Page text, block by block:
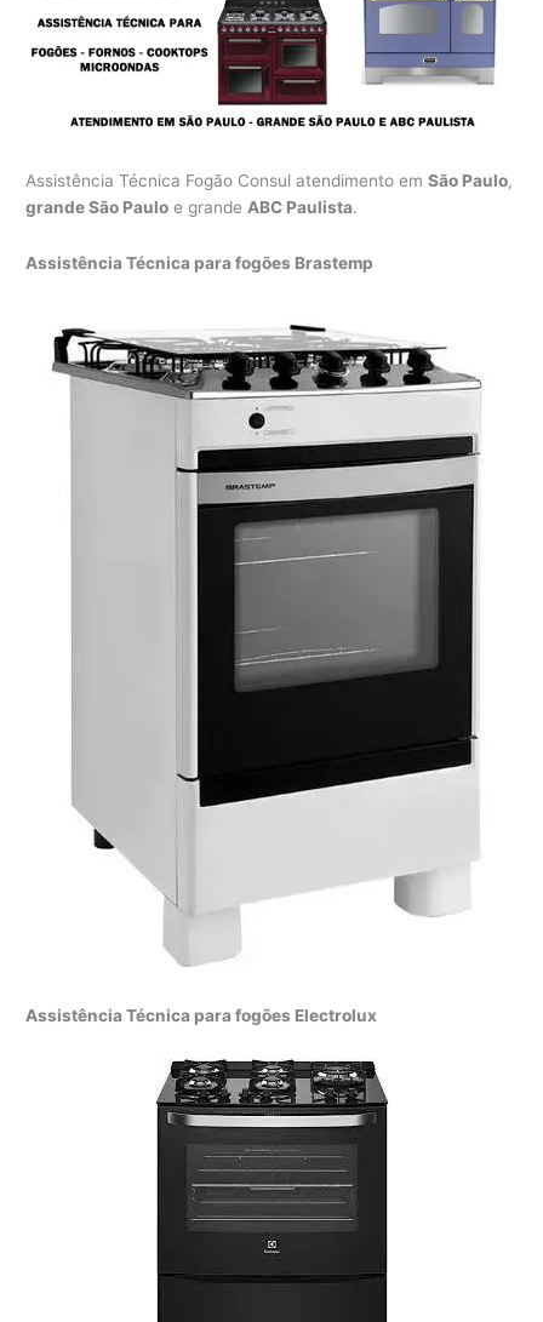
Assistência Técnica Fogão Consul atendimento emSão Paulo,
grande São Paulo e grandeABC Paulista.
Assistência Técnica para fogões Brastemp
Assistência Técnica para fogões Electrolux